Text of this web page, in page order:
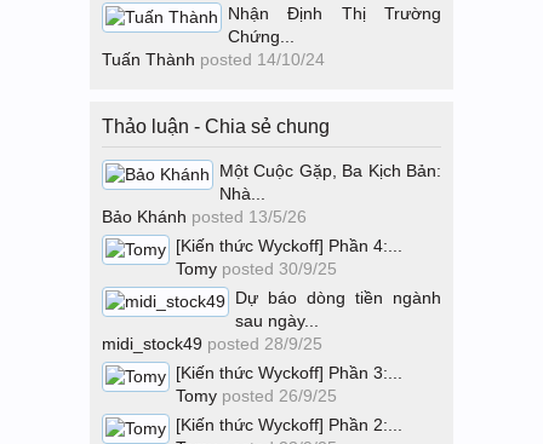
Nhận Định Thị Trường
Chứng...
Tuấn Thành posted 14/10/24
Thảo luận - Chia sẻ chung
Một Cuộc Gặp, Ba Kịch Bản:
Nhà...
Bảo Khánh posted 13/5/26
[Kiến thức Wyckoff] Phần 4:...
Tomy posted 30/9/25
Dự báo dòng tiền ngành
sau ngày...
midi_stock49 posted 28/9/25
[Kiến thức Wyckoff] Phần 3:...
Tomy posted 26/9/25
[Kiến thức Wyckoff] Phần 2:...